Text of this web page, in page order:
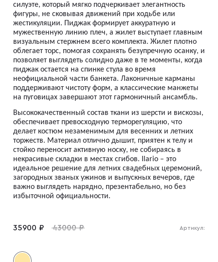
Парки
Плащи
Пуховики
Пиджаки
Джемперы
Водолазки
Футболки
Запонки
силуэте, который мягко подчеркивает элегантность
фигуры, не сковывая движений при ходьбе или
жестикуляции. Пиджак формирует аккуратную и
мужественную линию плеч, а жилет выступает главным
визуальным стержнем всего комплекта. Жилет плотно
облегает торс, помогая сохранять безупречную осанку, и
позволяет выглядеть солидно даже в те моменты, когда
пиджак остается на спинке стула во время
неофициальной части банкета. Лаконичные карманы
поддерживают чистоту форм, а классические манжеты
на пуговицах завершают этот гармоничный ансамбль.
Высококачественный состав ткани из шерсти и вискозы,
обеспечивает превосходную терморегуляцию, что
делает костюм незаменимым для весенних и летних
торжеств. Материал отлично дышит, приятен к телу и
стойко переносит активную носку, не собираясь в
некрасивые складки в местах сгибов. Ilario – это
идеальное решение для летних свадебных церемоний,
загородных званых ужинов и выпускных вечеров, где
важно выглядеть нарядно, презентабельно, но без
избыточной официальности.
35900 ₽ 43000 ₽ Артикул: